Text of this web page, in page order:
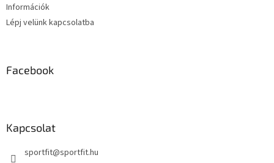
Információk
Lépj velünk kapcsolatba
Facebook
Kapcsolat
sportfit@sportfit.hu